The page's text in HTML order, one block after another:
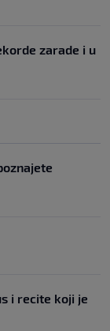
zarade i u
i recite koji je